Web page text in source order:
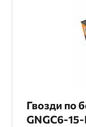
Гвозди по
GNGC6-